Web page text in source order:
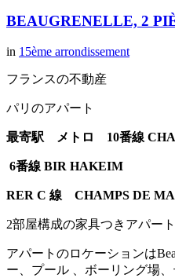
BEAUGRENELLE, 2
in 15ème arrondissement
フランスの不動産
パリのアパート
最寄駅 メトロ 10番線
6番線 BIR HAKEIM
RER C 線 CHAMPS DE
2部屋構成の家具つきアパー
アパートのロケーションは
ー、プール 、ボーリング場